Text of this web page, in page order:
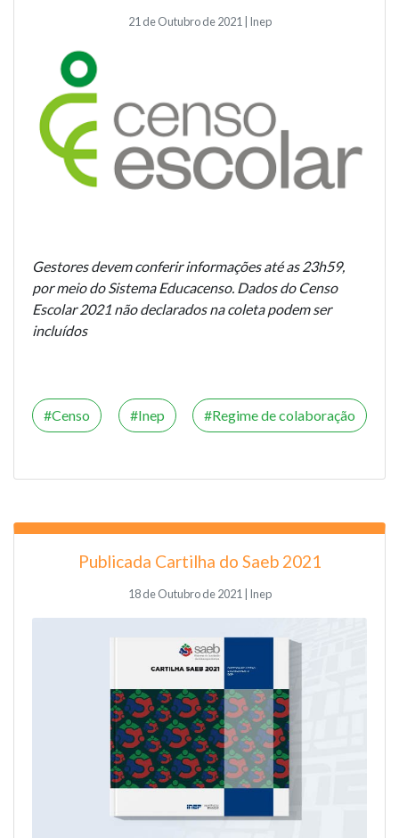
21 de Outubro de 2021 | Inep
Gestores devem conferir informações até as 23h59,
por meio do Sistema Educacenso. Dados do Censo
Escolar 2021 não declarados na coleta podem ser
incluídos
Censo Inep Regime de colaboração
Publicada Cartilha do Saeb 2021
18 de Outubro de 2021 | Inep